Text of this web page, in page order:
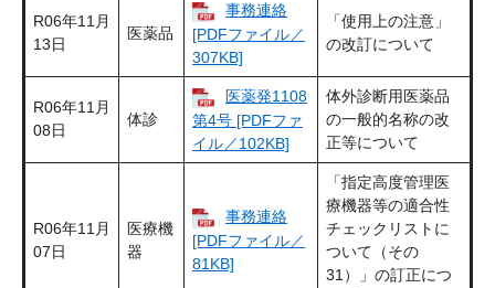
R06年11月
13日
医薬品
事務連絡
[PDFファイル／
307KB]
「使用上の注意」
の改訂について
R06年11月
08日
体診
医薬発1108
第4号 [PDFファ
イル／102KB]
体外診断用医薬品
の一般的名称の改
正等について
R06年11月
07日
医療機
器
事務連絡
[PDFファイル／
81KB]
「指定高度管理医
療機器等の適合性
チェックリストに
ついて（その
31）」の訂正につ